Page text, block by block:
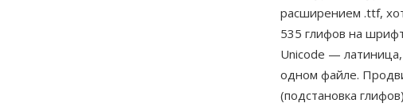
расширением .ttf,
535 глифов на
Unicode — латиница,
одном файле.
(подстановка